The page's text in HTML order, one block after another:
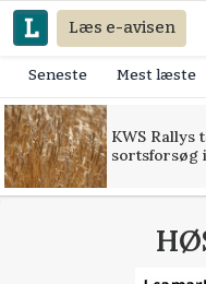
Læs e-avisen
Seneste Mest læste
KWS Rallys
sortsforsøg